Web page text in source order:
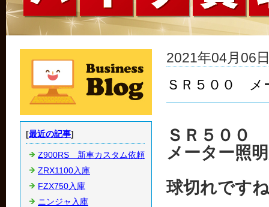
2021年04月06
ＳＲ５００ メ
ＳＲ５００
メーター照
球切れですね
[最近の記事]
Z900RS 新車カスタム依頼
ZRX1100入庫
FZX750入庫
ニンジャ入庫